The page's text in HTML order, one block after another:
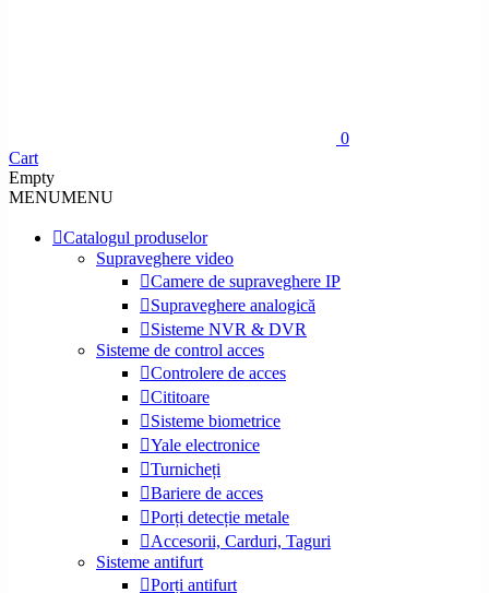
0
Cart
Empty
MENUMENU
Catalogul produselor
Supraveghere video
Camere de supraveghere IP
Supraveghere analogică
Sisteme NVR & DVR
Sisteme de control acces
Controlere de acces
Cititoare
Sisteme biometrice
Yale electronice
Turnicheți
Bariere de acces
Porți detecție metale
Accesorii, Carduri, Taguri
Sisteme antifurt
Porți antifurt